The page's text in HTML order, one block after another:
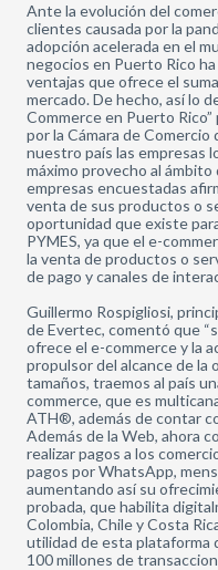
Ante la evolución del
clientes causada por la
adopción acelerada en el
negocios en Puerto Rico
ventajas que ofrece el
mercado. De hecho, así lo
Commerce en Puerto
por la Cámara de
nuestro país las empresas
máximo provecho al
empresas encuestadas
venta de sus productos o
oportunidad que existe
PYMES, ya que el e-
la venta de productos o
de pago y canales de
Guillermo Rospigliosi,
de Evertec, comentó que
ofrece el e-commerce y la
propulsor del alcance de la
tamaños, traemos al país
commerce, que es
ATH®, además de contar
Además de la Web, ahora
realizar pagos a los
pagos por WhatsApp,
aumentando así su
probada, que habilita
Colombia, Chile y Costa
utilidad de esta plataforma
100 millones de